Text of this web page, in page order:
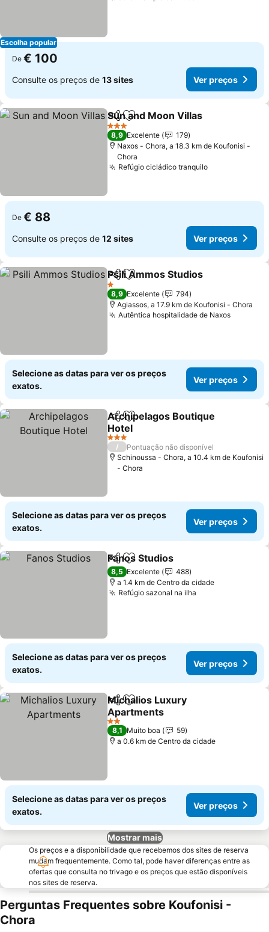
Escolha popular
De € 100
Consulte os preços de 13 sites Ver preços
PartilharAdicionar aos favoritos
Sun and Moon Villas
3 Estrelas
8,9 Excelente
179
Naxos - Chora, a 18.3 km de Koufonisi -
Chora
Refúgio cicládico tranquiloVer preços
De € 88
Consulte os preços de 12 sites Ver preços
PartilharAdicionar aos favoritos
Psili Ammos Studios
1 Estrelas
8,9 Excelente
794
Agiassos, a 17.9 km de Koufonisi - Chora
Autêntica hospitalidade de NaxosVer
Selecione as datas para ver os preços
exatos.
Ver preços
PartilharAdicionar aos favoritos
Archipelagos Boutique
Hotel
Ver preços
3 Estrelas
/
Pontuação não disponível
Schinoussa - Chora, a 10.4 km de Koufonisi
- Chora
Selecione as datas para ver os preços
exatos.
Ver preços
PartilharAdicionar aos favoritos
Fanos Studios
8,5 Excelente
488
a 1.4 km de Centro da cidade
Refúgio sazonal na ilha
Selecione as datas para ver os preços
exatos.
Ver preços
PartilharAdicionar aos favoritos
Michalios Luxury
Apartments
Ver preços
2 Estrelas
8,1 Muito boa
59
a 0.6 km de Centro da cidade
Selecione as datas para ver os preços
exatos.
Ver preços
Mostrar mais
Os preços e a disponibilidade que recebemos dos sites de reserva
mudam frequentemente. Como tal, pode haver diferenças entre as
ofertas que consulta no trivago e os preços que estão disponíveis
nos sites de reserva.
Perguntas Frequentes sobre Koufonisi -
Chora